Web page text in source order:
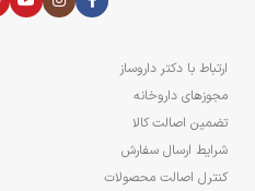
ارتباط با دکتر داروساز
مجوزهای داروخانه
تضمین اصالت کالا
شرایط ارسال سفارش
کنترل اصالت محصولات